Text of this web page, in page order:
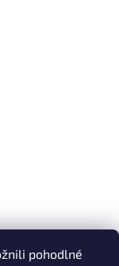
pohodlné